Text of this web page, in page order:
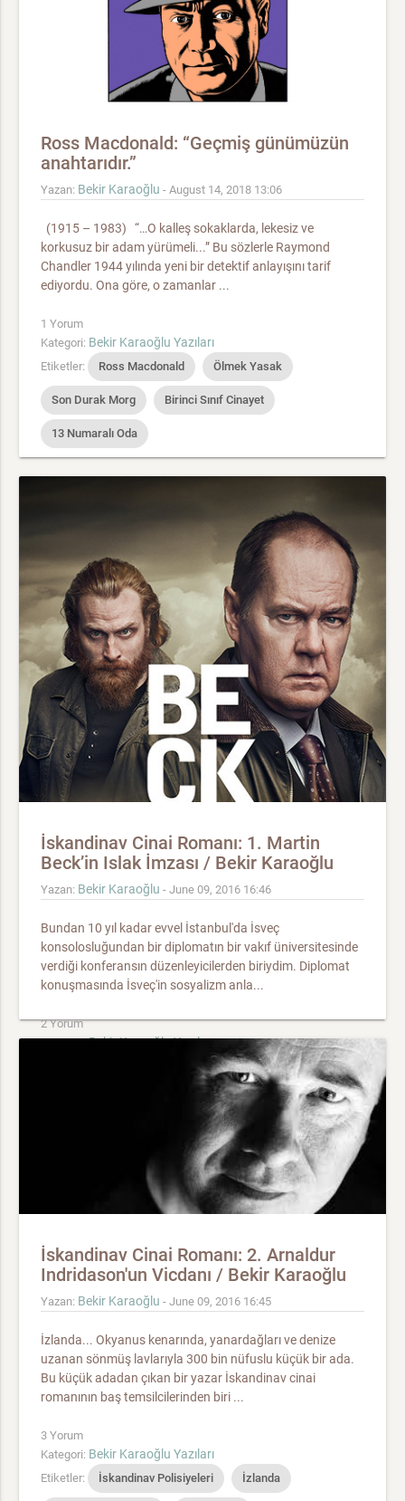
Bizim Oyun Panama Terzisi
Bahçıvan Sıkı Dostlar
Gizemli Melodi Aranan Adam Hain
Ross Macdonald: “Geçmiş günümüzün
anahtarıdır.”
Yazan: Bekir Karaoğlu - August 14, 2018 13:06
(1915 – 1983) “…O kalleş sokaklarda, lekesiz ve
korkusuz bir adam yürümeli...” Bu sözlerle Raymond
Chandler 1944 yılında yeni bir detektif anlayışını tarif
ediyordu. Ona göre, o zamanlar ...
1 Yorum
Kategori: Bekir Karaoğlu Yazıları
Etiketler: Ross Macdonald Ölmek Yasak
Son Durak Morg Birinci Sınıf Cinayet
13 Numaralı Oda
İskandinav Cinai Romanı: 1. Martin
Beck’in Islak İmzası / Bekir Karaoğlu
Yazan: Bekir Karaoğlu - June 09, 2016 16:46
Bundan 10 yıl kadar evvel İstanbul'da İsveç
konsolosluğundan bir diplomatın bir vakıf üniversitesinde
verdiği konferansın düzenleyicilerden biriydim. Diplomat
konuşmasında İsveç'in sosyalizm anla...
2 Yorum
Kategori:Bekir Karaoğlu Yazıları
İskandinav Polisiyeleri İsveç
Oteldeki Cinayet Gülen Polis
İskandinav Cinai Romanı: 2. Arnaldur
Indridason'un Vicdanı / Bekir Karaoğlu
Yazan: Bekir Karaoğlu - June 09, 2016 16:45
İzlanda... Okyanus kenarında, yanardağları ve denize
uzanan sönmüş lavlarıyla 300 bin nüfuslu küçük bir ada.
Bu küçük adadan çıkan bir yazar İskandinav cinai
romanının baş temsilcilerinden biri ...
3 Yorum
Kategori: Bekir Karaoğlu Yazıları
Etiketler: İskandinav Polisiyeleri İzlanda